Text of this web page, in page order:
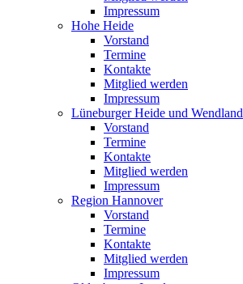
Impressum
Hohe Heide
Vorstand
Termine
Kontakte
Mitglied werden
Impressum
Lüneburger Heide und Wendland
Vorstand
Termine
Kontakte
Mitglied werden
Impressum
Region Hannover
Vorstand
Termine
Kontakte
Mitglied werden
Impressum